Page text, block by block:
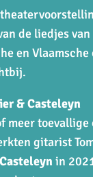
de liedjes van
en
& Casteleyn
meer
gitarist
Casteleyn in